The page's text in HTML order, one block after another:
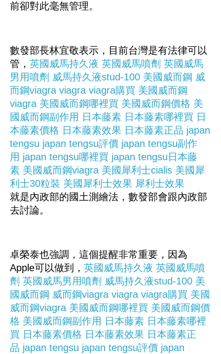
前卻對此毫無管理。
數發部長林宜敬表示，目前台灣是有法律可以
管， 英國威馬持久液 英國威馬噴劑 英國威馬
男用噴劑 威馬持久液stud-100 美國威而鋼 威
而鋼viagra viagra viagra購買 美國威而鋼
viagra 美國威而鋼哪裡買 美國威而鋼價格 美
國威而鋼副作用 日本藤素 日本藤素哪裡買 日
本藤素價格 日本藤素效果 日本藤素正品 japan
tengsu japan tengsu評價 japan tengsu副作
用 japan tengsu哪裡買 japan tengsu日本藤
素 美國威而鋼viagra 美國犀利士cialis 美國犀
利士30粒裝 美國犀利士效果 犀利士效果
就是內政部的國土測繪法，數發部會跟內政部
去討論。
卓榮泰也強調，這個提醒非常重要，因為
Apple可以做到， 英國威馬持久液 英國威馬噴
劑 英國威馬男用噴劑 威馬持久液stud-100 美
國威而鋼 威而鋼viagra viagra viagra購買 美國
威而鋼viagra 美國威而鋼哪裡買 美國威而鋼價
格 美國威而鋼副作用 日本藤素 日本藤素哪裡
買 日本藤素價格 日本藤素效果 日本藤素正
品 japan tengsu japan tengsu評價 japan